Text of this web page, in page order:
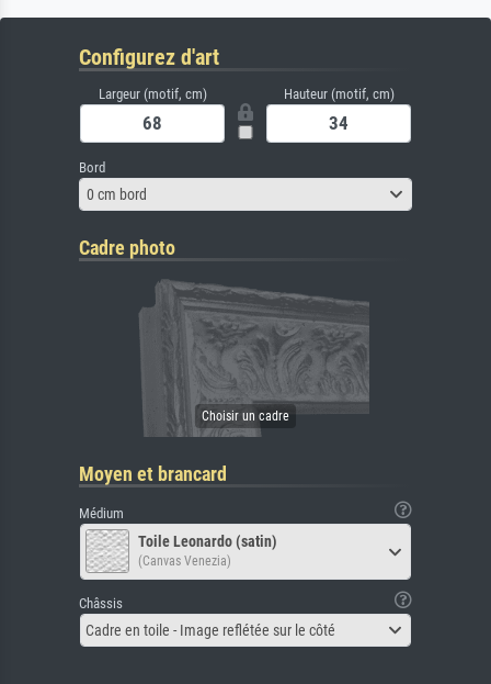
Configurez d'art
Largeur (motif, cm) Hauteur (motif, cm)
Bord
0 cm bord
Cadre photo
Moyen et brancard
Médium
Toile Leonardo (satin)
(Canvas Venezia)
Châssis
Cadre en toile - Image reflétée sur le côté